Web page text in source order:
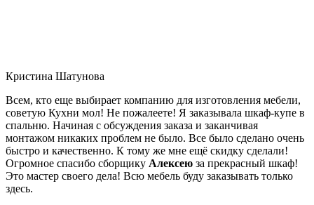
Кристина Шатунова
Всем, кто еще выбирает компанию для изготовления мебели,
советую Кухни мол! Не пожалеете! Я заказывала шкаф-купе в
спальню. Начиная с обсуждения заказа и заканчивая
монтажом никаких проблем не было. Все было сделано очень
быстро и качественно. К тому же мне ещё скидку сделали!
Огромное спасибо сборщику Алексею за прекрасный шкаф!
Это мастер своего дела! Всю мебель буду заказывать только
здесь.